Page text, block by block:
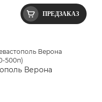
ПРЕДЗАКАЗ
Верона